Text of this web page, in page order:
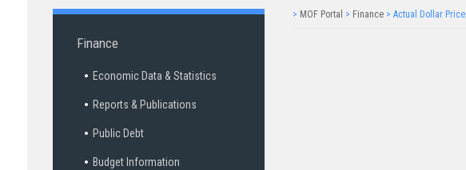
Finance
Economic Data & Statistics
Reports & Publications
Public Debt
Budget Information
> MOF Portal > Finance> Actual Dollar Price